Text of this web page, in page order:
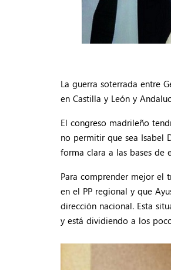
La guerra soterrada entre
en Castilla y León y
El congreso madrileño
no permitir que sea Isabel
forma clara a las bases de
Para comprender mejor el
en el PP regional y que
dirección nacional. Esta
y está dividiendo a los